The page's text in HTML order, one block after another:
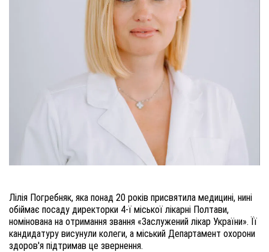
Лілія Погребняк, яка понад 20 років присвятила медицині, нині
обіймає посаду директорки 4-ї міської лікарні Полтави,
номінована на отримання звання «Заслужений лікар України». Її
кандидатуру висунули колеги, а міський Департамент охорони
здоров'я підтримав це звернення.